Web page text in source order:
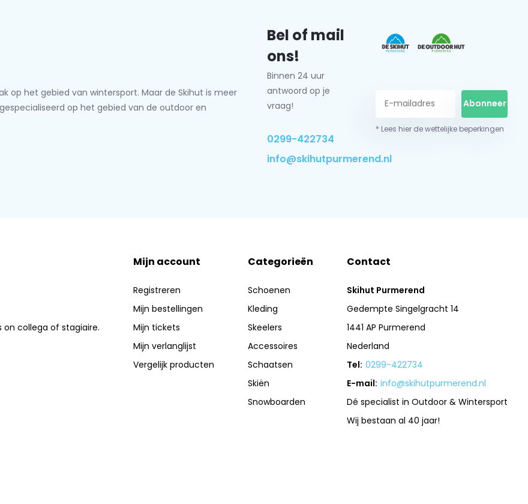
op het gebied van wintersport. Maar de Skihut is meer
op het gebied van de outdoor en
Bel of mail
ons!
Binnen 24 uur
antwoord op je
vraag!
0299-422734
info@skihutpurmerend.nl
Abonneer
* Lees hier de wettelijke beperkingen
on collega of stagiaire.
Mijn account
Registreren
Mijn bestellingen
Mijn tickets
Mijn verlanglijst
Vergelijk producten
Categorieën
Schoenen
Kleding
Skeelers
Accessoires
Schaatsen
Skiën
Snowboarden
Contact
Skihut Purmerend
Gedempte Singelgracht 14
1441 AP Purmerend
Nederland
Tel: 0299-422734
E-mail: info@skihutpurmerend.nl
Dé specialist in Outdoor & Wintersport
Wij bestaan al 40 jaar!